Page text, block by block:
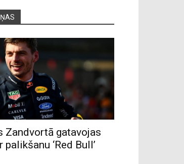
Zandvortā gatavojas
‘Red Bull’